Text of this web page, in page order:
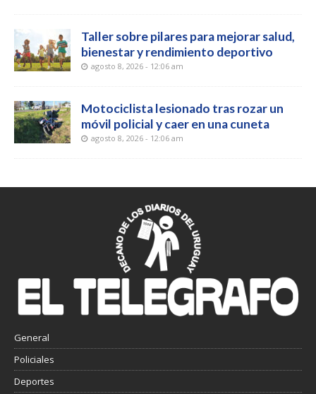
Taller sobre pilares para mejorar salud,
bienestar y rendimiento deportivo
agosto 8, 2026 - 12:06 am
Motociclista lesionado tras rozar un
móvil policial y caer en una cuneta
agosto 8, 2026 - 12:06 am
General
Policiales
Deportes